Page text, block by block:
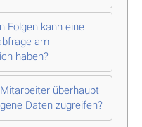
Folgen kann eine
am
haben?
überhaupt
Daten zugreifen?